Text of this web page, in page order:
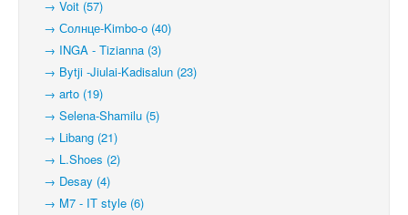
→ Voit (57)
→ Солнце-Kimbo-o (40)
→ INGA - Tizianna (3)
→ Bytji -Jiulai-Kadisalun (23)
→ arto (19)
→ Selena-Shamilu (5)
→ Libang (21)
→ L.Shoes (2)
→ Desay (4)
→ M7 - IT style (6)